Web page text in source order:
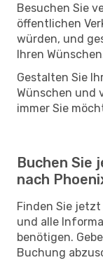
Besuchen Sie
öffentlichen
würden, und
Ihren
Gestalten Sie
Wünschen und
immer Sie
Buchen Sie
nach
Finden Sie
und alle
benötigen.
Buchung